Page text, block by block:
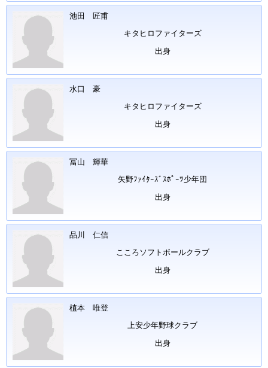
池田 匠甫
キタヒロファイターズ
出身
水口 豪
キタヒロファイターズ
出身
冨山 輝華
矢野ﾌｧｲﾀｰｽﾞｽﾎﾟｰﾂ少年団
出身
品川 仁信
こころソフトボールクラブ
出身
植本 唯登
上安少年野球クラブ
出身